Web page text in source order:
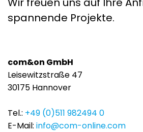
spannende Projekte.
com&on GmbH
Leisewitzstraße 47
30175 Hannover
Tel.: +49 (0)511 982494 0
E-Mail: info@com-online.com